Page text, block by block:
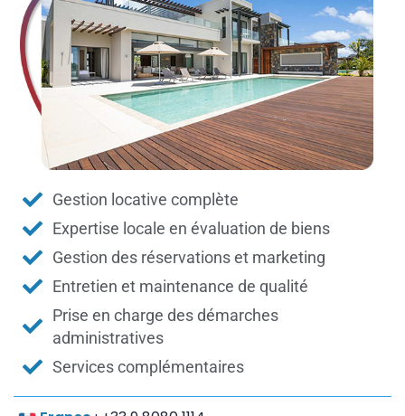
Gestion locative complète
Expertise locale en évaluation de biens
Gestion des réservations et marketing
Entretien et maintenance de qualité
Prise en charge des démarches
administratives
Services complémentaires